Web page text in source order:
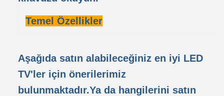
Temel Özellikler
Aşağıda satın alabileceğiniz en iyi LED
TV'ler için önerilerimiz
bulunmaktadır.Ya da hangilerini satın